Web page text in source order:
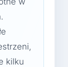
kilku